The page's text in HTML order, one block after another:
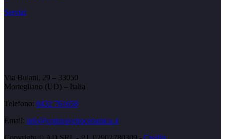
Servizi
Via Buiatti, 29 – 33050
Mortegliano (UD) – Italia
Telefono: 0432 761658
Email: info@cotturavetroceramica.it